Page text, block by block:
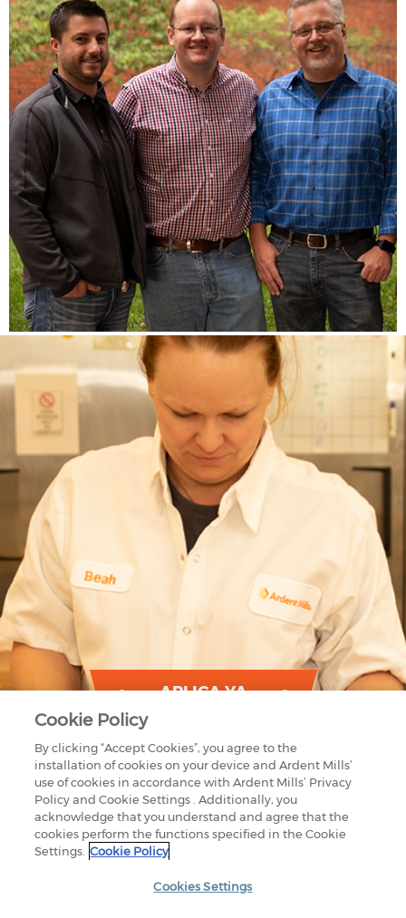
APLICA YA
1875 LAWRENCE STREET
Cookie Policy
By clicking “Accept Cookies”, you agree to the
installation of cookies on your device and Ardent Mills’
use of cookies in accordance with Ardent Mills’ Privacy
Policy and Cookie Settings . Additionally, you
acknowledge that you understand and agree that the
cookies perform the functions specified in the Cookie
Settings. Cookie Policy
Cookies Settings